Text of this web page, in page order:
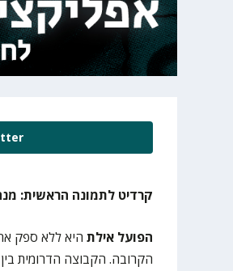
קרדיט לתמונה הראשית:
הפועל אילת היא ללא ספק
הקרובה. הקבוצה הדרומית